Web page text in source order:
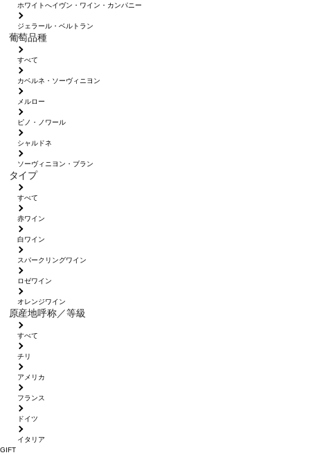
ホワイトへイヴン・ワイン・カンパニー
ジェラール・ベルトラン
葡萄品種
すべて
カベルネ・ソーヴィニヨン
メルロー
ピノ・ノワール
シャルドネ
ソーヴィニヨン・ブラン
タイプ
すべて
赤ワイン
白ワイン
スパークリングワイン
ロゼワイン
オレンジワイン
原産地呼称／等級
すべて
チリ
アメリカ
フランス
ドイツ
イタリア
GIFT